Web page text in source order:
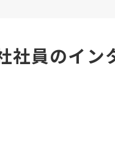
社員のイ